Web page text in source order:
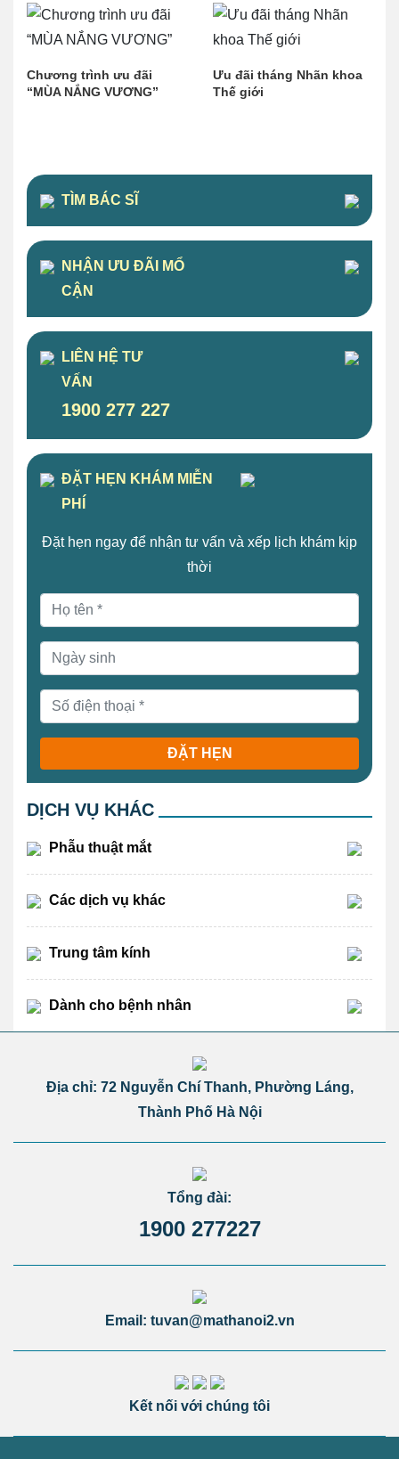
Chương trình ưu đãi
“MÙA NẮNG VƯƠNG”
Ưu đãi tháng Nhãn khoa
Thế giới
TÌM BÁC SĨ
NHẬN ƯU ĐÃI MỔ
CẬN
LIÊN HỆ TƯ
VẤN
1900 277 227
ĐẶT HẸN KHÁM MIỄN
PHÍ
Đặt hẹn ngay để nhận tư vấn và xếp lịch khám kịp
thời
ĐẶT HẸN
DỊCH VỤ KHÁC
Phẫu thuật mắt
Các dịch vụ khác
Trung tâm kính
Dành cho bệnh nhân
Địa chỉ: 72 Nguyễn Chí Thanh, Phường Láng,
Thành Phố Hà Nội
Tổng đài:
1900 277227
Email: tuvan@mathanoi2.vn
Kết nối với chúng tôi